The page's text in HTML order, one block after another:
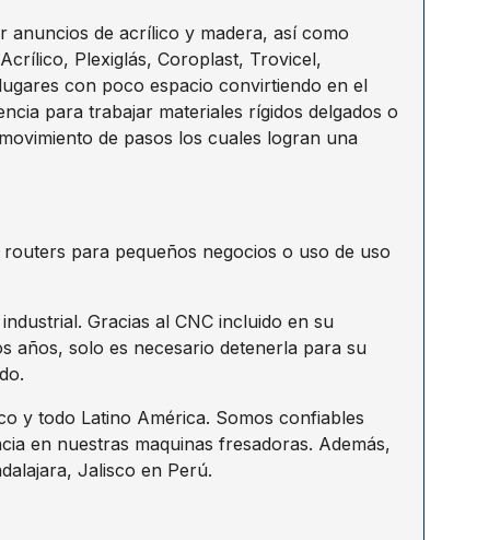
anuncios de acrílico y madera, así como
Plexiglás, Coroplast, Trovicel,
con poco espacio convirtiendo en el
para trabajar materiales rígidos delgados o
de pasos los cuales logran una
para pequeños negocios o uso de uso
Gracias al CNC incluido en su
años, solo es necesario detenerla para su
y todo Latino América. Somos confiables
en nuestras maquinas fresadoras. Además,
Jalisco en Perú.